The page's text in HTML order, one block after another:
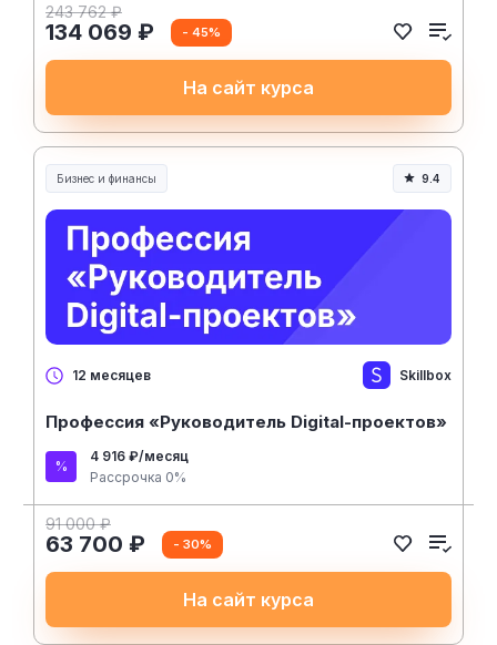
243 762 ₽
134 069 ₽ - 45%
На сайт курса
Бизнес и финансы 9.4
12 месяцев Skillbox
Профессия «Руководитель Digital-проектов»
4 916 ₽/месяц
Рассрочка 0%
91 000 ₽
63 700 ₽ - 30%
На сайт курса